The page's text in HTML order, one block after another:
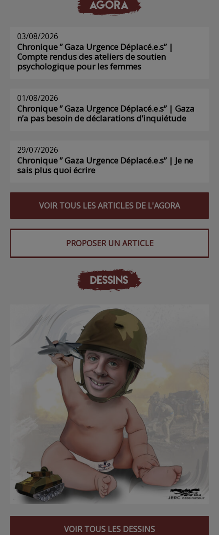
AGORA
03/08/2026
Chronique ” Gaza Urgence Déplacé.e.s” |
Compte rendus des ateliers de soutien
psychologique pour les femmes
01/08/2026
Chronique ” Gaza Urgence Déplacé.e.s” | Gaza
n’a pas besoin de déclarations d’inquiétude
29/07/2026
Chronique ” Gaza Urgence Déplacé.e.s” | Je ne
sais plus quoi écrire
VOIR TOUS LES ARTICLES DE L'AGORA
PROPOSER UN ARTICLE
DESSINS
VOIR TOUS LES DESSINS